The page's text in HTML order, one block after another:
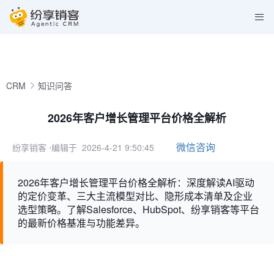
CRM 知识问答
2026年客户增长管理平台价格全解析
纷享销客 ⋅编辑于 2026-4-21 9:50:45 微信咨询
2026年客户增长管理平台价格全解析：深度解读AI驱动
的定价变革、三大主流模型对比、隐形成本清单及企业
选型策略。了解Salesforce、HubSpot、纷享销客等平台
的最新价格基准与功能差异。